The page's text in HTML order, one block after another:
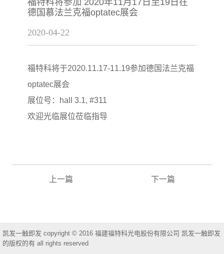
福特科将参加 2020年11月17日至19日在
德国慕法兰克福optatec展会
2020-04-22
福特科将于2020.11.17-11.19参加德国法兰克福
optatec展会
展位号：hall 3.1, #311
欢迎光临展位莅临指导
下一篇
上一篇
凯发一触即发 copyright © 2016 福建福特科光电股份有限公司 凯发一触即发
的版权的有 all rights reserved